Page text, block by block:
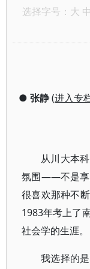
选择字号： 大 中
● 张静(进入专
从川大本
氛围——不是享
很喜欢那种不
1983年考上了
社会学的生涯。
我选择的